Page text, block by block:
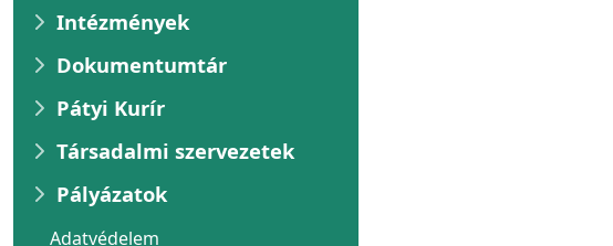
Intézmények
Dokumentumtár
Pátyi Kurír
Társadalmi szervezetek
Pályázatok
Adatvédelem